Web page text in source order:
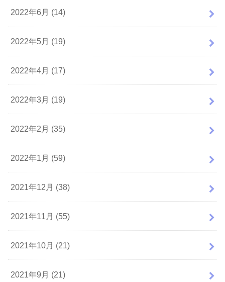
2022年6月 (14)
2022年5月 (19)
2022年4月 (17)
2022年3月 (19)
2022年2月 (35)
2022年1月 (59)
2021年12月 (38)
2021年11月 (55)
2021年10月 (21)
2021年9月 (21)